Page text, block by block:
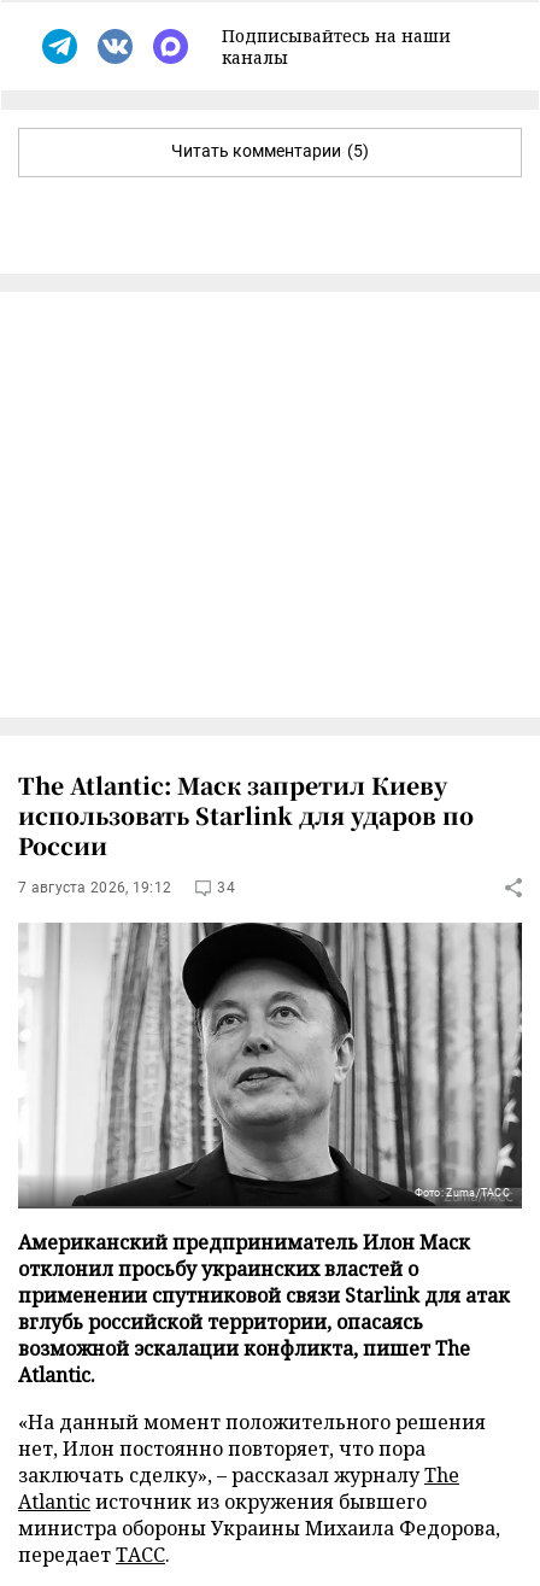
Подписывайтесь на наши
каналы
Читать комментарии (5)
The Atlantic: Маск запретил Киеву
использовать Starlink для ударов по
России
7 августа 2026, 19:12 34
Фото: Zuma/ТАСС
Американский предприниматель Илон Маск
отклонил просьбу украинских властей о
применении спутниковой связи Starlink для атак
вглубь российской территории, опасаясь
возможной эскалации конфликта, пишет The
Atlantic.
«На данный момент положительного решения
нет, Илон постоянно повторяет, что пора
заключать сделку», – рассказал журналуThe
Atlanticисточник из окружения бывшего
министра обороны Украины Михаила Федорова,
передаетТАСС.